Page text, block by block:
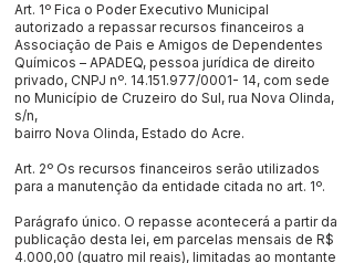
Art. 1º Fica o Poder Executivo Municipal
autorizado a repassar recursos financeiros a
Associação de Pais e Amigos de Dependentes
Químicos – APADEQ, pessoa jurídica de direito
privado, CNPJ nº. 14.151.977/0001- 14, com sede
no Município de Cruzeiro do Sul, rua Nova Olinda,
s/n,
bairro Nova Olinda, Estado do Acre.
Art. 2º Os recursos financeiros serão utilizados
para a manutenção da entidade citada no art. 1º.
Parágrafo único. O repasse acontecerá a partir da
publicação desta lei, em parcelas mensais de R$
4.000,00 (quatro mil reais), limitadas ao montante